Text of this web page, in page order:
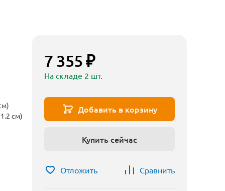
см)
7 355 ₽
На складе 2 шт.
Добавить в корзину
Купить сейчас
Отложить Сравнить